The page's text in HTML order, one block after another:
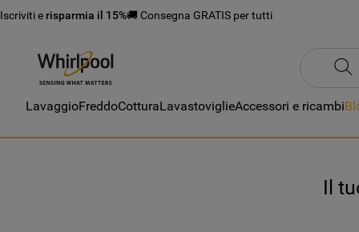
Iscriviti e risparmia il 15%🚚 Consegna GRATIS per tutti
LavaggioFreddoCotturaLavastoviglieAccessori e ricambi
Il